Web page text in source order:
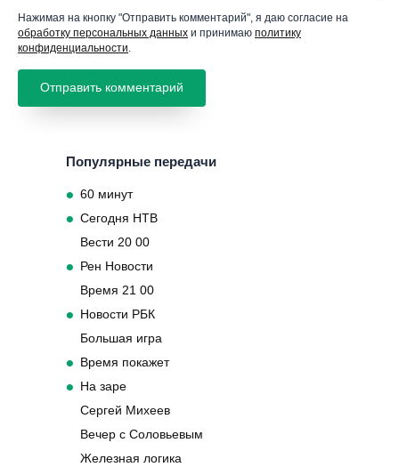
Нажимая на кнопку "Отправить комментарий", я даю согласие на
обработку персональных данных и принимаю политику
конфиденциальности
Популярные передачи
60 минут
Сегодня НТВ
Вести 20 00
Рен Новости
Время 21 00
Новости РБК
Большая игра
Время покажет
На заре
Сергей Михеев
Вечер с Соловьевым
Железная логика